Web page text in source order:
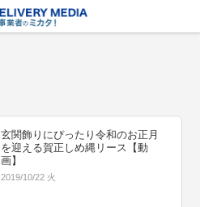
玄関飾りにぴったり令和のお正月
を迎える賀正しめ縄リース【動
画】
2019/10/22 火